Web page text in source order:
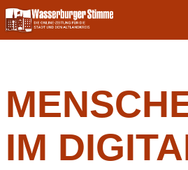
Skip
to
content
IM